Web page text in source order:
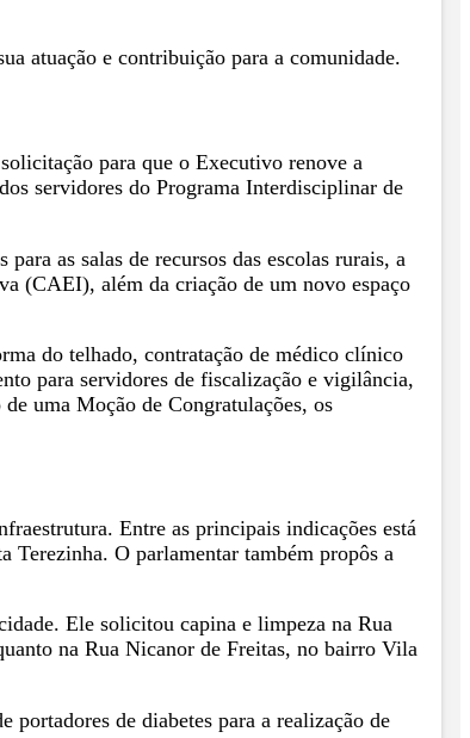
atuação e contribuição para a comunidade.
para que o Executivo renove a
servidores do Programa Interdisciplinar de
as salas de recursos das escolas rurais, a
(CAEI), além da criação de um novo espaço
do telhado, contratação de médico clínico
para servidores de fiscalização e vigilância,
uma Moção de Congratulações, os
Entre as principais indicações está
Terezinha. O parlamentar também propôs a
Ele solicitou capina e limpeza na Rua
na Rua Nicanor de Freitas, no bairro Vila
de diabetes para a realização de